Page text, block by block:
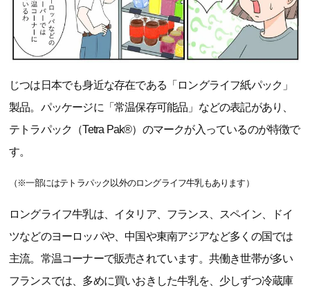
じつは日本でも身近な存在である「ロングライフ紙パック」
製品。パッケージに「常温保存可能品」などの表記があり、
テトラパック（Tetra Pak®）のマークが入っているのが特徴で
す。
（※一部にはテトラパック以外のロングライフ牛乳もあります）
ロングライフ牛乳は、イタリア、フランス、スペイン、ドイ
ツなどのヨーロッパや、中国や東南アジアなど多くの国では
主流。常温コーナーで販売されています。共働き世帯が多い
フランスでは、多めに買いおきした牛乳を、少しずつ冷蔵庫